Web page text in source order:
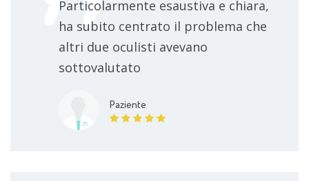
Particolarmente esaustiva e chiara,
ha subito centrato il problema che
altri due oculisti avevano
sottovalutato
Paziente